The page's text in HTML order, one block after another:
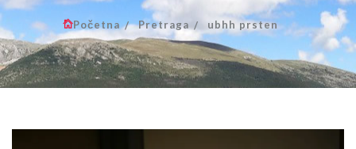
Početna Pretraga ubhh prsten